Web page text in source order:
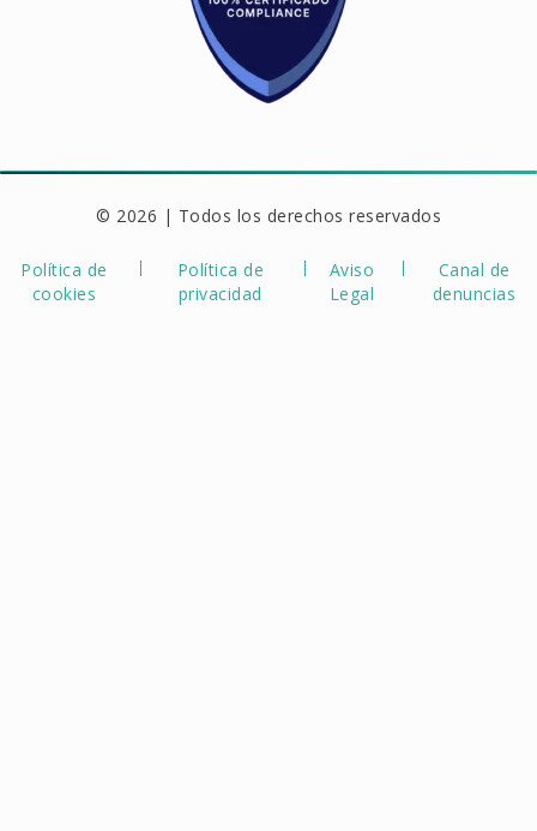
© 2026 | Todos los derechos reservados
Política de
cookies
Política de
privacidad
Aviso
Legal
Canal de
denuncias